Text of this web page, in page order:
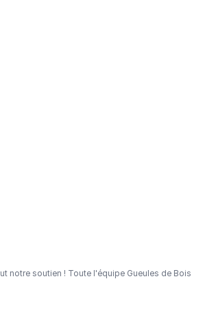
notre soutien ! Toute l'équipe Gueules de Bois